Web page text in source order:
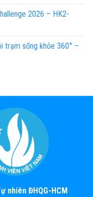
2026 – HK2-
trạm sống khỏe 360° –
nhiên ĐHQG-HCM